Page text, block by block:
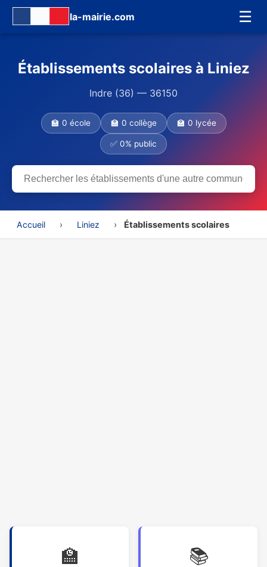
la-mairie.com ☰
Établissements scolaires à Liniez
Indre (36) — 36150
🏫 0 école 🏫 0 collège 🏫 0 lycée
✅ 0% public
Accueil › Liniez › Établissements scolaires
🏫
📚